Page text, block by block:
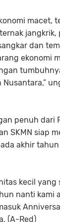
macet,
jangkrik,
dan
ekonomi
penuh dari
SKMN siap
akhir
kecil yang
nanti kami
(A-Red)